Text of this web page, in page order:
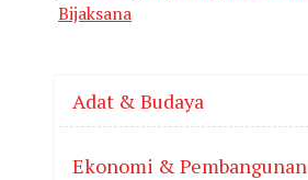
Bijaksana
Adat & Budaya
Ekonomi & Pembangunan